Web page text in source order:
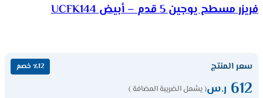
فريزر مسطح يوجين 5 قدم – أبيض UCFK144
سعر المنتج ٪12 خصم
612 ر.س( يشمل الضريبة المضافة )